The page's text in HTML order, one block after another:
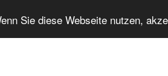
Sie diese Webseite nutzen,